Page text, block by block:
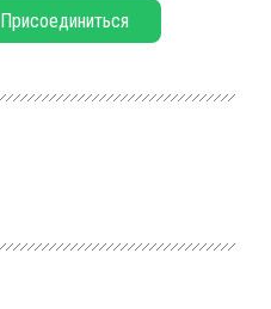
Присоединиться